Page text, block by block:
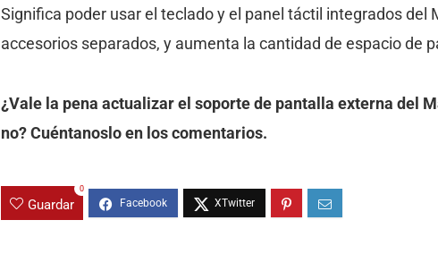
Significa poder usar el teclado y el panel táctil integrados del
accesorios separados, y aumenta la cantidad de espacio de
¿Vale la pena actualizar el soporte de pantalla externa del
no? Cuéntanoslo en los comentarios.
Guardar
0